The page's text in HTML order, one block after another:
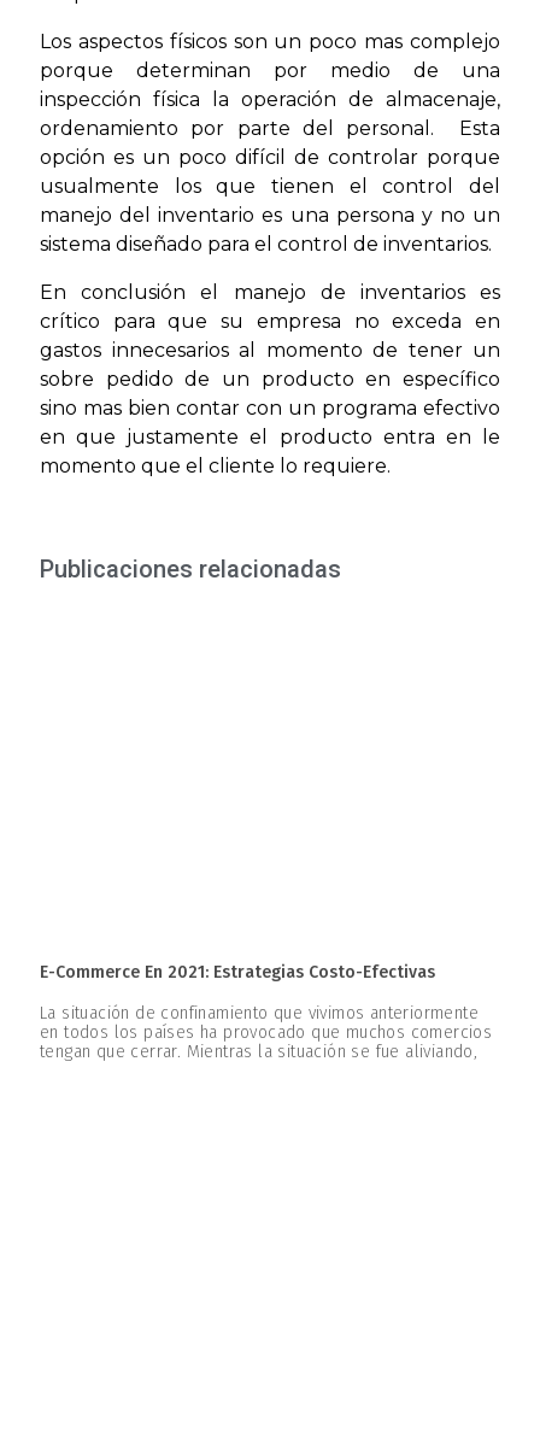
Los aspectos físicos son un poco mas complejo
porque determinan por medio de una
inspección física la operación de almacenaje,
ordenamiento por parte del personal. Esta
opción es un poco difícil de controlar porque
usualmente los que tienen el control del
manejo del inventario es una persona y no un
sistema diseñado para el control de inventarios.
En conclusión el manejo de inventarios es
crítico para que su empresa no exceda en
gastos innecesarios al momento de tener un
sobre pedido de un producto en específico
sino mas bien contar con un programa efectivo
en que justamente el producto entra en le
momento que el cliente lo requiere.
Publicaciones relacionadas
E-Commerce En 2021: Estrategias Costo-Efectivas
La situación de confinamiento que vivimos anteriormente
en todos los países ha provocado que muchos comercios
tengan que cerrar. Mientras la situación se fue aliviando,